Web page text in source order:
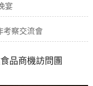
宴
考察交流會
品商機訪問團